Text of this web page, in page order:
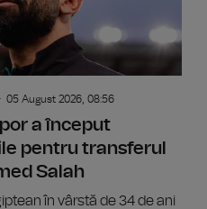
05 August 2026, 08:56
a început
pentru transferul
Salah
în vârstă de 34 de ani